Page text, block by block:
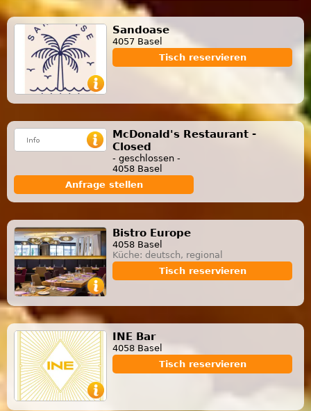
Sandoase
4057 Basel
Tisch reservieren
McDonald's Restaurant -
Closed
- geschlossen -
4058 Basel
Anfrage stellen
Bistro Europe
4058 Basel
Küche: deutsch, regional
Tisch reservieren
INE Bar
4058 Basel
Tisch reservieren